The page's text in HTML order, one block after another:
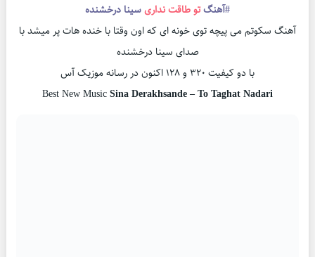
#آهنگتو طاقت نداریسینا درخشنده
آهنگ سکوتم می پیچه توی خونه ای که اون وقتا با خنده هات پر میشد با
صدای سینا درخشنده
با دو کیفیت ۳۲۰ و ۱۲۸ اکنون در رسانه موزیک آس
Best New MusicSina Derakhsande – To Taghat Nadari